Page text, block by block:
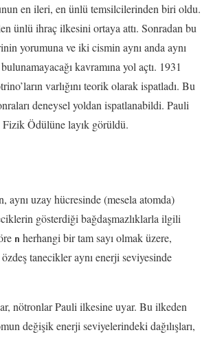
en ileri, en ünlü temsilcilerinden biri oldu.
ünlü ihraç ilkesini ortaya attı. Sonradan bu
yorumuna ve iki cismin aynı anda aynı
kavramına yol açtı. 1931
varlığını teorik olarak ispatladı. Bu
deneysel yoldan ispatlanabildi. Pauli
Fizik Ödülüne layık görüldü.
aynı uzay hücresinde (mesela atomda)
gösterdiği bağdaşmazlıklarla ilgili
n herhangi bir tam sayı olmak üzere,
tanecikler aynı enerji seviyesinde
nötronlar Pauli ilkesine uyar. Bu ilkeden
değişik enerji seviyelerindeki dağılışları,